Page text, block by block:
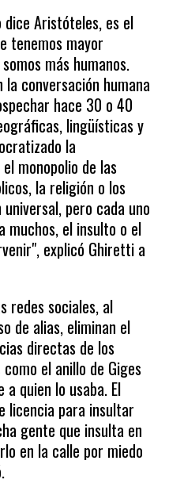
dice Aristóteles, es el
tenemos mayor
más humanos.
conversación humana
hace 30 o 40
lingüísticas y
la
monopolio de las
la religión o los
pero cada uno
muchos, el insulto o el
explicó Ghiretti a
redes sociales, al
de alias, eliminan el
directas de los
el anillo de Giges
a quien lo usaba. El
licencia para insultar
gente que insulta en
en la calle por miedo